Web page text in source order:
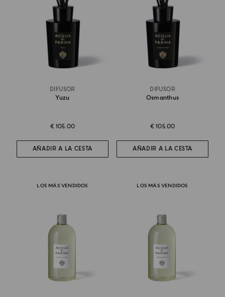
DIFUSOR
Yuzu
€ 105.00
AÑADIR A LA CESTA
DIFUSOR
Osmanthus
€ 105.00
AÑADIR A LA CESTA
LOS MÁS VENDIDOS LOS MÁS VENDIDOS